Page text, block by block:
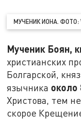
МУЧЕНИК ИОНА. ФОТО:
Мученик Боян,
христианских
Болгарской,
язычника около
Христова, тем
скорое